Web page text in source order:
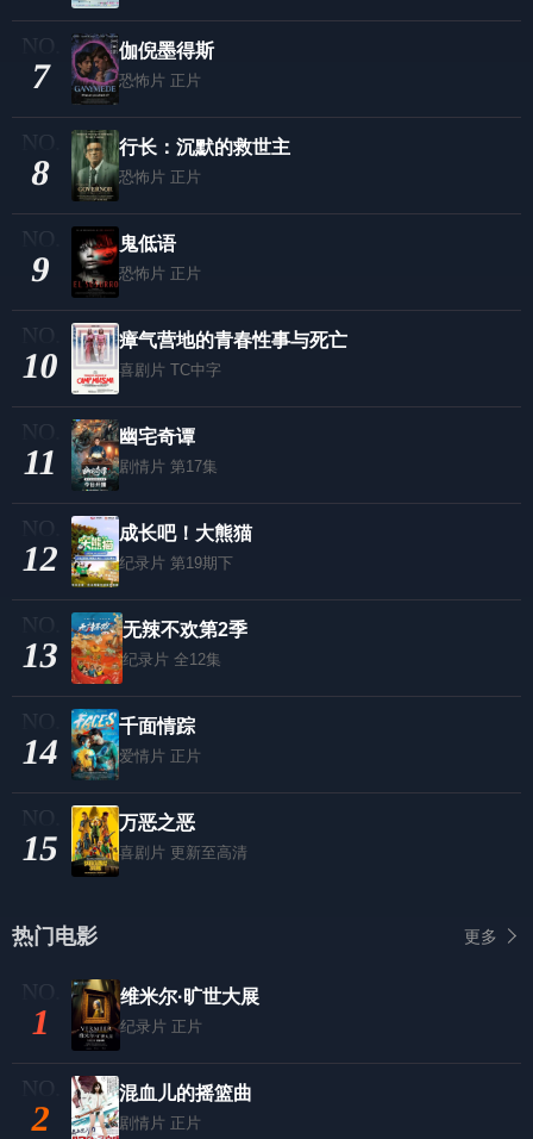
7
伽倪墨得斯
恐怖片 正片
8
行长：沉默的救世主
恐怖片 正片
9
鬼低语
恐怖片 正片
10
瘴气营地的青春性事与死亡
喜剧片 TC中字
11
幽宅奇谭
剧情片 第17集
12
成长吧！大熊猫
纪录片 第19期下
13
无辣不欢第2季
纪录片 全12集
14
千面情踪
爱情片 正片
15
万恶之恶
喜剧片 更新至高清
热门电影 更多
1
维米尔·旷世大展
纪录片 正片
2
混血儿的摇篮曲
剧情片 正片